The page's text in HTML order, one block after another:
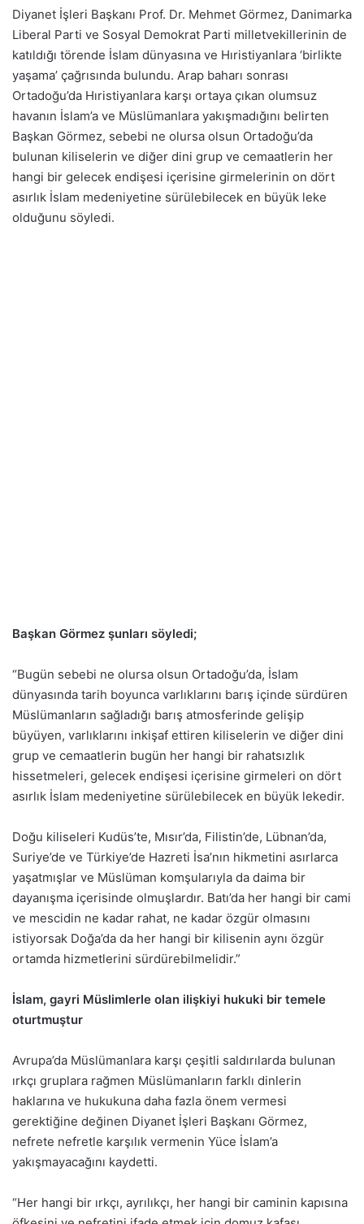
Diyanet İşleri Başkanı Prof. Dr. Mehmet Görmez, Danimarka
Liberal Parti ve Sosyal Demokrat Parti milletvekillerinin de
katıldığı törende İslam dünyasına ve Hıristiyanlara ‘birlikte
yaşama’ çağrısında bulundu. Arap baharı sonrası
Ortadoğu’da Hıristiyanlara karşı ortaya çıkan olumsuz
havanın İslam’a ve Müslümanlara yakışmadığını belirten
Başkan Görmez, sebebi ne olursa olsun Ortadoğu’da
bulunan kiliselerin ve diğer dini grup ve cemaatlerin her
hangi bir gelecek endişesi içerisine girmelerinin on dört
asırlık İslam medeniyetine sürülebilecek en büyük leke
olduğunu söyledi.
Başkan Görmez şunları söyledi;
“Bugün sebebi ne olursa olsun Ortadoğu’da, İslam
dünyasında tarih boyunca varlıklarını barış içinde sürdüren
Müslümanların sağladığı barış atmosferinde gelişip
büyüyen, varlıklarını inkişaf ettiren kiliselerin ve diğer dini
grup ve cemaatlerin bugün her hangi bir rahatsızlık
hissetmeleri, gelecek endişesi içerisine girmeleri on dört
asırlık İslam medeniyetine sürülebilecek en büyük lekedir.
Doğu kiliseleri Kudüs’te, Mısır’da, Filistin’de, Lübnan’da,
Suriye’de ve Türkiye’de Hazreti İsa’nın hikmetini asırlarca
yaşatmışlar ve Müslüman komşularıyla da daima bir
dayanışma içerisinde olmuşlardır. Batı’da her hangi bir cami
ve mescidin ne kadar rahat, ne kadar özgür olmasını
istiyorsak Doğa’da da her hangi bir kilisenin aynı özgür
ortamda hizmetlerini sürdürebilmelidir.”
İslam, gayri Müslimlerle olan ilişkiyi hukuki bir temele
oturtmuştur
Avrupa’da Müslümanlara karşı çeşitli saldırılarda bulunan
ırkçı gruplara rağmen Müslümanların farklı dinlerin
haklarına ve hukukuna daha fazla önem vermesi
gerektiğine değinen Diyanet İşleri Başkanı Görmez,
nefrete nefretle karşılık vermenin Yüce İslam’a
yakışmayacağını kaydetti.
“Her hangi bir ırkçı, ayrılıkçı, her hangi bir caminin kapısına